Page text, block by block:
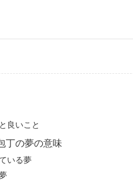
良いこと
丁の夢の意味
いる夢